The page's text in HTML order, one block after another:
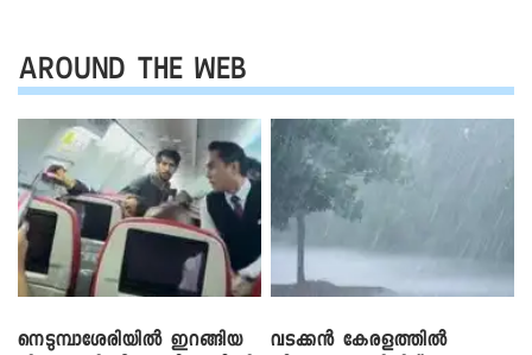
AROUND THE WEB
നെടുമ്പാശേരിയിൽ ഇറങ്ങിയ
വടക്കൻ കേരളത്തിൽ